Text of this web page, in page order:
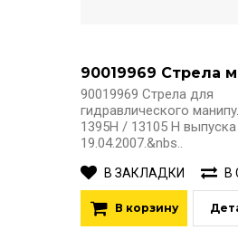
90019969 Стрела для
гидравлического
1395H / 13105 H
19.04.2007.&nbs..
В ЗАКЛАДКИ В
В корзину